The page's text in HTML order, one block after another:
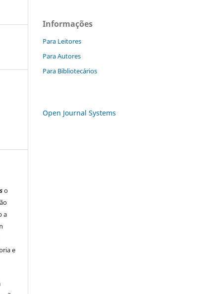
o
a
e
Informações
Para Leitores
Para Autores
Para Bibliotecários
Open Journal Systems